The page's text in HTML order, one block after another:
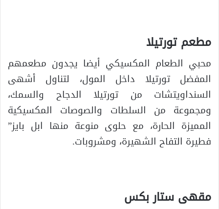
مطعم تورتيلا
محبي الطعام المكسيكي أيضا يجدون مطعمهم
المفضل تورتيلا داخل المول، لتناول أشهى
السنداويتشات من تورتيلا الدجاح والسمك،
ومجموعة من السلطات والصوصات المكسيكية
المميزة الحارة، مع حلوى منوعة منها ابل بايز”
فطيرة التفاح الشهيرة، ومشروبات.
مقهى ستار بكس